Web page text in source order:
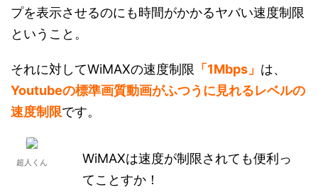
プを表示させるのにも時間がかかるヤバい速度制限
ということ。
それに対してWiMAXの速度制限 「1Mbps」 は、
Youtubeの標準画質動画がふつうに見れるレベルの
速度制限です。
超人くん
WiMAXは速度が制限されても便利っ
てことすか！